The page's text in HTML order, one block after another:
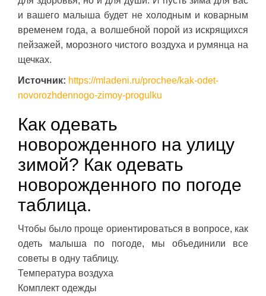
и вашего малыша будет не холодным и коварным
временем года, а волшебной порой из искрящихся
пейзажей, морозного чистого воздуха и румянца на
щечках.
Источник: https://mladeni.ru/prochee/kak-odet-
novorozhdennogo-zimoy-progulku
Как одевать
новорожденного на улицу
зимой? Как одевать
новорожденного по погоде
таблица.
Чтобы было проще ориентироваться в вопросе, как
одеть малыша по погоде, мы объединили все
советы в одну таблицу.
Температура воздуха
Комплект одежды